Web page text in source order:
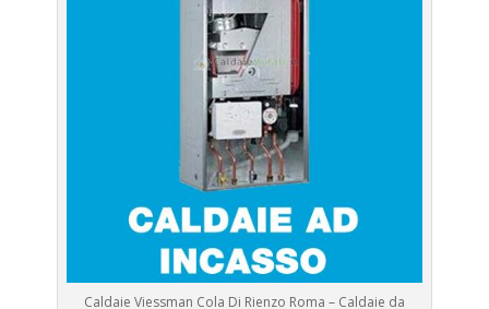
Caldaie Viessman Cola Di Rienzo Roma – Caldaie da